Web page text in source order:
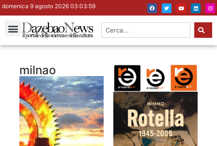
domenica 9 agosto 2026 03:04:00
milnao